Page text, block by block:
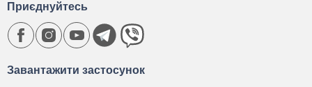
Завантажити застосунок
Приєднуйтесь